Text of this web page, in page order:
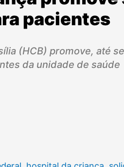
pacientes
(HCB) promove, até
da unidade de saúde